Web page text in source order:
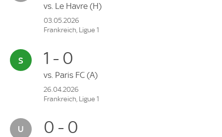
vs. Le Havre (H)
03.05.2026
Frankreich, Ligue 1
1 - 0
vs. Paris FC (A)
26.04.2026
Frankreich, Ligue 1
0 - 0